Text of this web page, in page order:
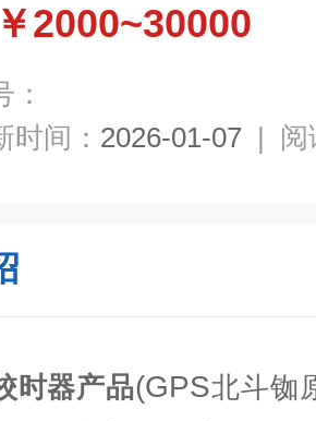
￥2000~30000
：
时间： 2026-01-07 | 阅
时器产品(GPS北斗铷